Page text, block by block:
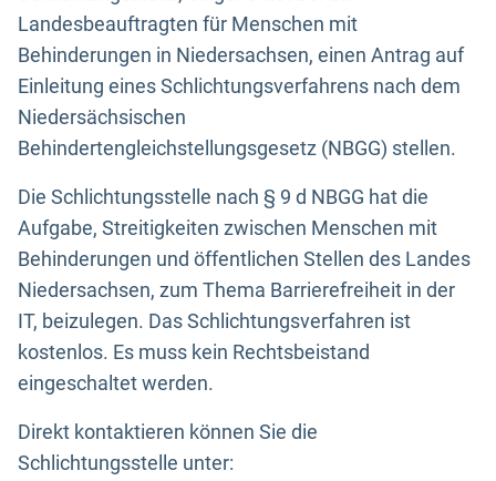
Landesbeauftragten für Menschen mit
Behinderungen in Niedersachsen, einen Antrag auf
Einleitung eines Schlichtungsverfahrens nach dem
Niedersächsischen
Behindertengleichstellungsgesetz (NBGG) stellen.
Die Schlichtungsstelle nach § 9 d NBGG hat die
Aufgabe, Streitigkeiten zwischen Menschen mit
Behinderungen und öffentlichen Stellen des Landes
Niedersachsen, zum Thema Barrierefreiheit in der
IT, beizulegen. Das Schlichtungsverfahren ist
kostenlos. Es muss kein Rechtsbeistand
eingeschaltet werden.
Direkt kontaktieren können Sie die
Schlichtungsstelle unter: